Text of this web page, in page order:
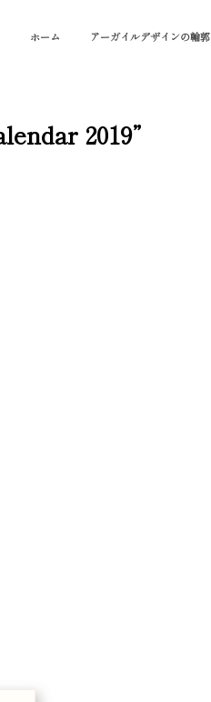
ホーム アーガイルデザインの輪郭
2019”